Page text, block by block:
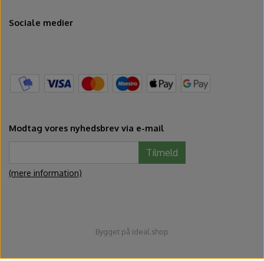
Sociale medier
Modtag vores nyhedsbrev via e-mail
Tilmeld
(mere information)
Bygget på ideal.shop